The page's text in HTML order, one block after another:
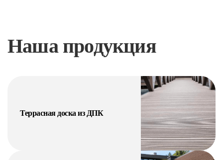
Наша продукция
Террасная доска из ДПК